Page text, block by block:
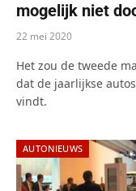
mogelijk niet
22 mei 2020
Het zou de tweede
dat de jaarlijkse
vindt.
AUTONIEUWS